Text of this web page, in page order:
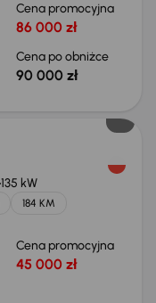
Cena promocyjna
86 000 zł
Cena po obniżce
90 000 zł
135 kW
184 KM
Cena promocyjna
45 000 zł